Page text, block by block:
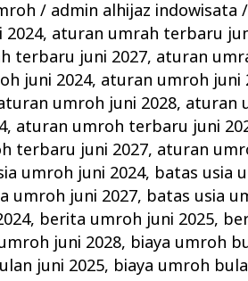
/ admin alhijaz indowisata/
, aturan umrah terbaru
terbaru juni 2027, aturan
juni 2024, aturan umroh juni
umroh juni 2028, aturan
, aturan umroh terbaru juni
terbaru juni 2027, aturan
umroh juni 2024, batas usia
umroh juni 2027, batas usia
, berita umroh juni 2025,
juni 2028, biaya umroh
juni 2025, biaya umroh